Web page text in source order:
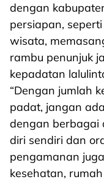
dengan
persiapan,
wisata,
rambu penunjuk
kepadatan
“Dengan jumlah
padat, jangan
dengan berbagai
diri sendiri dan
pengamanan
kesehatan,